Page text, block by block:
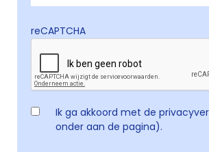
reCAPTCHA
Ik ga akkoord met de
onder aan de pagina).